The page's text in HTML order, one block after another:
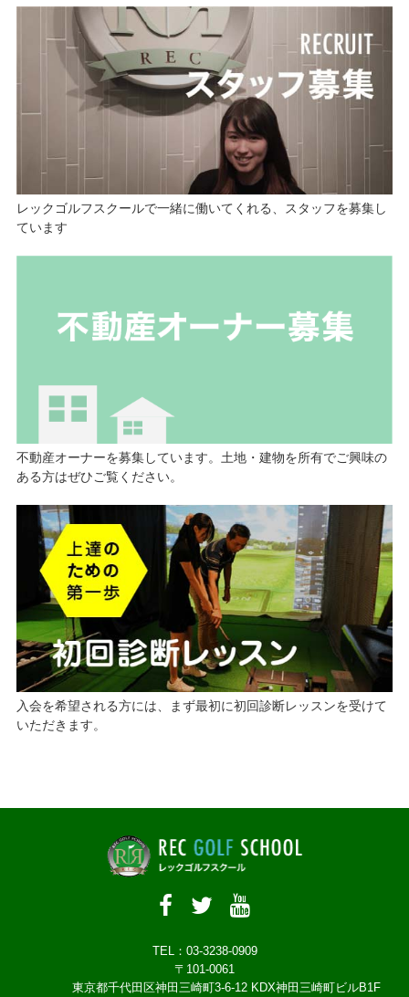
レックゴルフスクールで一緒に働いてくれる、スタッフを募集し
ています
不動産オーナーを募集しています。土地・建物を所有でご興味の
ある方はぜひご覧ください。
入会を希望される方には、まず最初に初回診断レッスンを受けて
いただきます。
TEL：03-3238-0909
〒101-0061
東京都千代田区神田三崎町3-6-12 KDX神田三崎町ビルB1F